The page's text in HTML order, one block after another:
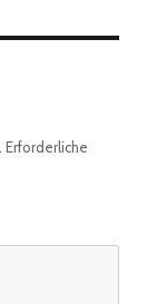
Erforderliche